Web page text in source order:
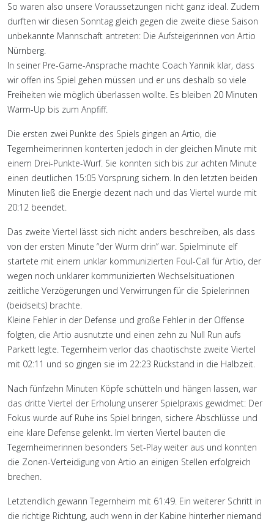
So waren also unsere Voraussetzungen nicht ganz ideal. Zudem
durften wir diesen Sonntag gleich gegen die zweite diese Saison
unbekannte Mannschaft antreten: Die Aufsteigerinnen von Artio
Nürnberg.
In seiner Pre-Game-Ansprache machte Coach Yannik klar, dass
wir offen ins Spiel gehen müssen und er uns deshalb so viele
Freiheiten wie möglich überlassen wollte. Es bleiben 20 Minuten
Warm-Up bis zum Anpfiff.
Die ersten zwei Punkte des Spiels gingen an Artio, die
Tegernheimerinnen konterten jedoch in der gleichen Minute mit
einem Drei-Punkte-Wurf. Sie konnten sich bis zur achten Minute
einen deutlichen 15:05 Vorsprung sichern. In den letzten beiden
Minuten ließ die Energie dezent nach und das Viertel wurde mit
20:12 beendet.
Das zweite Viertel lässt sich nicht anders beschreiben, als dass
von der ersten Minute “der Wurm drin” war. Spielminute elf
startete mit einem unklar kommunizierten Foul-Call für Artio, der
wegen noch unklarer kommunizierten Wechselsituationen
zeitliche Verzögerungen und Verwirrungen für die Spielerinnen
(beidseits) brachte.
Kleine Fehler in der Defense und große Fehler in der Offense
folgten, die Artio ausnutzte und einen zehn zu Null Run aufs
Parkett legte. Tegernheim verlor das chaotischste zweite Viertel
mit 02:11 und so gingen sie im 22:23 Rückstand in die Halbzeit.
Nach fünfzehn Minuten Köpfe schütteln und hängen lassen, war
das dritte Viertel der Erholung unserer Spielpraxis gewidmet: Der
Fokus wurde auf Ruhe ins Spiel bringen, sichere Abschlüsse und
eine klare Defense gelenkt. Im vierten Viertel bauten die
Tegernheimerinnen besonders Set-Play weiter aus und konnten
die Zonen-Verteidigung von Artio an einigen Stellen erfolgreich
brechen.
Letztendlich gewann Tegernheim mit 61:49. Ein weiterer Schritt in
die richtige Richtung, auch wenn in der Kabine hinterher niemand